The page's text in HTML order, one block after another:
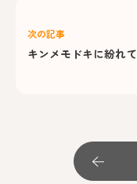
次の記事
キンメモドキに紛れて